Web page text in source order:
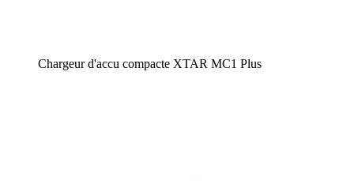
Chargeur d'accu compacte XTAR MC1 Plus